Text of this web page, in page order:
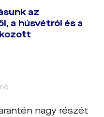
az
a húsvétról és a
nagy részét